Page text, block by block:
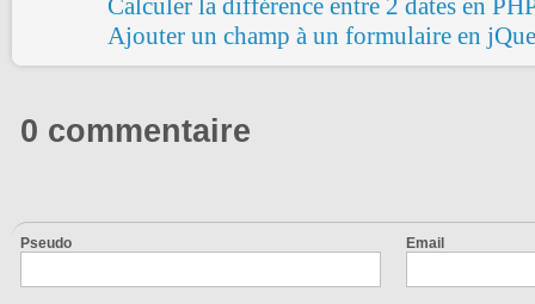
Calculer la différence entre 2 dates en
Ajouter un champ à un formulaire en
0 commentaire
Pseudo Email